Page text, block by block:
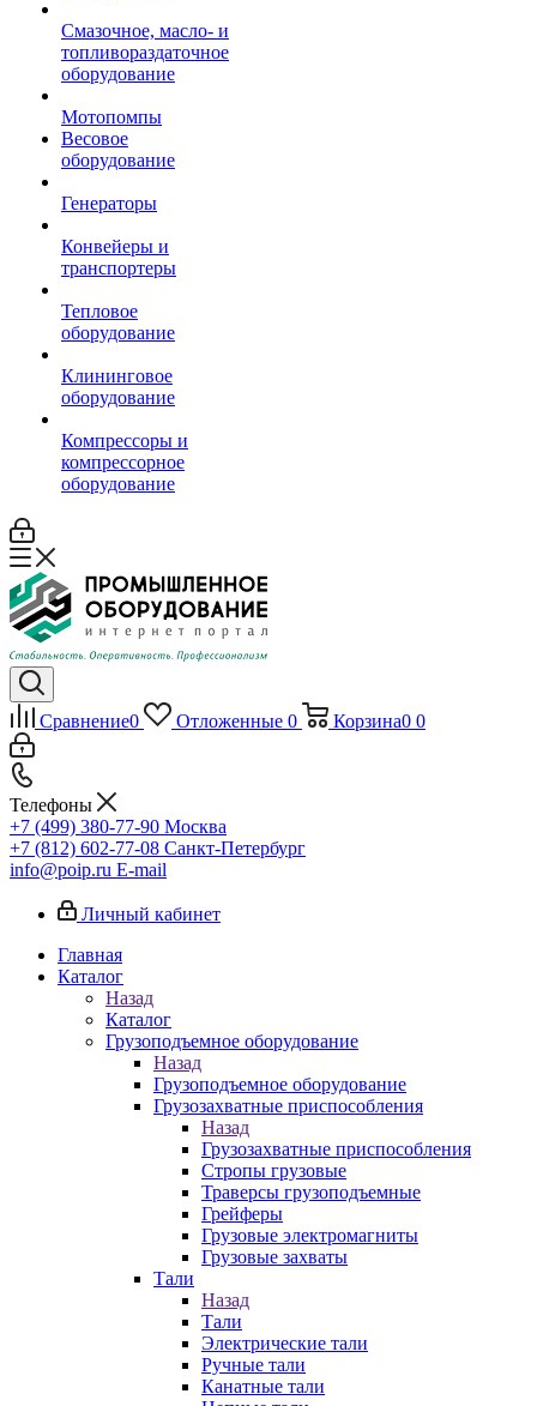
Смазочное, масло- и
топливораздаточное
оборудование
Мотопомпы
Весовое
оборудование
Генераторы
Конвейеры и
транспортеры
Тепловое
оборудование
Клининговое
оборудование
Компрессоры и
компрессорное
оборудование
Сравнение0 Отложенные 0 Корзина0 0
Телефоны
+7 (499) 380-77-90 Москва
+7 (812) 602-77-08 Санкт-Петербург
info@poip.ru E-mail
Личный кабинет
Главная
Каталог
Назад
Каталог
Грузоподъемное оборудование
Назад
Грузоподъемное оборудование
Грузозахватные приспособления
Назад
Грузозахватные приспособления
Стропы грузовые
Траверсы грузоподъемные
Грейферы
Грузовые электромагниты
Грузовые захваты
Тали
Назад
Тали
Электрические тали
Ручные тали
Канатные тали